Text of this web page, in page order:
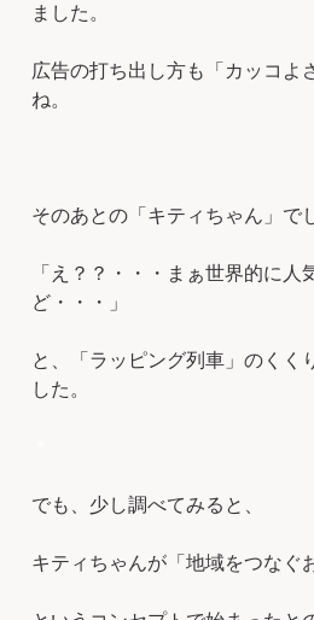
ました。
広告の打ち出し方も「カッコよ
ね。
そのあとの「キティちゃん」で
「え？？・・・まぁ世界的に人
ど・・・」
と、「ラッピング列車」のくく
した。
でも、少し調べてみると、
キティちゃんが「地域をつなぐ